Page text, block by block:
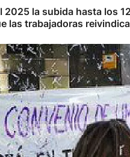
la subida hasta los
las trabajadoras